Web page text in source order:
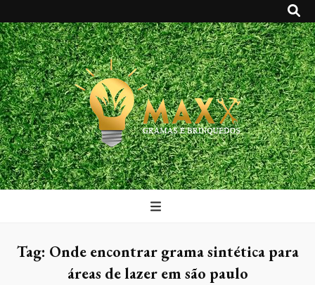
Maxx Gramas
Blog
Tag: Onde encontrar grama sintética para
áreas de lazer em são paulo